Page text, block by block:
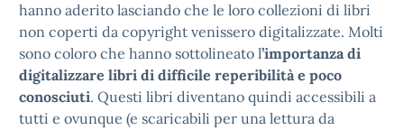
hanno aderito lasciando che le loro collezioni di libri
non coperti da copyright venissero digitalizzate. Molti
sono coloro che hanno sottolineato l’importanza di
digitalizzare libri di difficile reperibilità e poco
conosciuti. Questi libri diventano quindi accessibili a
tutti e ovunque (e scaricabili per una lettura da